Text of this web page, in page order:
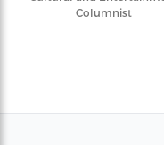
Columnist